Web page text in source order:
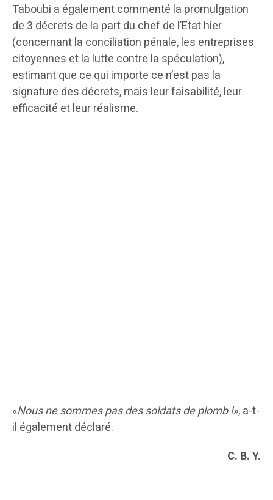
Taboubi a également commenté la promulgation
de 3 décrets de la part du chef de l’Etat hier
(concernant la conciliation pénale, les entreprises
citoyennes et la lutte contre la spéculation),
estimant que ce qui importe ce n’est pas la
signature des décrets, mais leur faisabilité, leur
efficacité et leur réalisme.
«Nous ne sommes pas des soldats de plomb !», a-t-
il également déclaré.
C. B. Y.